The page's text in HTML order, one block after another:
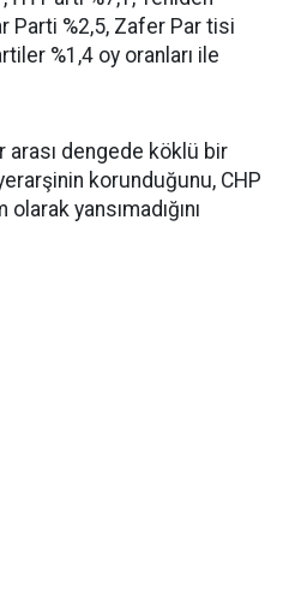
Parti %2,5, Zafer Par tisi
%1,4 oy oranları ile
arası dengede köklü bir
korunduğunu, CHP
yansımadığını